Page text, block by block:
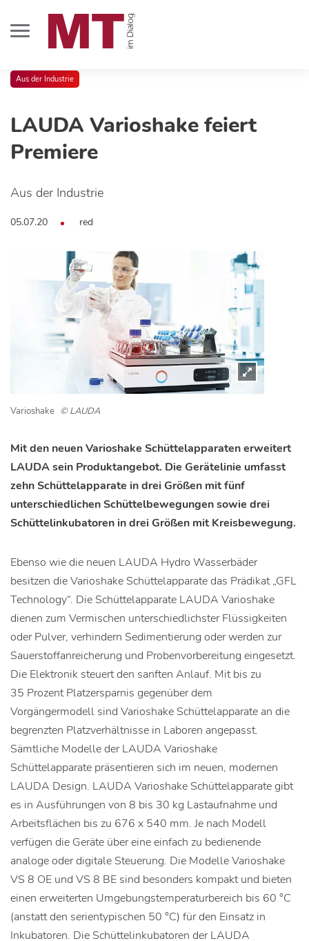
Aus der Industrie
LAUDA Varioshake feiert
Premiere
Aus der Industrie
05.07.20 red
Varioshake © LAUDA
Mit den neuen Varioshake Schüttelapparaten erweitert
LAUDA sein Produktangebot. Die Gerätelinie umfasst
zehn Schüttelapparate in drei Größen mit fünf
unterschiedlichen Schüttelbewegungen sowie drei
Schüttelinkubatoren in drei Größen mit Kreisbewegung.
Ebenso wie die neuen LAUDA Hydro Wasserbäder
besitzen die Varioshake Schüttelapparate das Prädikat „GFL
Technology“. Die Schüttelapparate LAUDA Varioshake
dienen zum Vermischen unterschiedlichster Flüssigkeiten
oder Pulver, verhindern Sedimentierung oder werden zur
Sauerstoffanreicherung und Probenvorbereitung eingesetzt.
Die Elektronik steuert den sanften Anlauf. Mit bis zu
35 Prozent Platzersparnis gegenüber dem
Vorgängermodell sind Varioshake Schüttelapparate an die
begrenzten Platzverhältnisse in Laboren angepasst.
Sämtliche Modelle der LAUDA Varioshake
Schüttelapparate präsentieren sich im neuen, modernen
LAUDA Design. LAUDA Varioshake Schüttelapparate gibt
es in Ausführungen von 8 bis 30 kg Lastaufnahme und
Arbeitsflächen bis zu 676 x 540 mm. Je nach Modell
verfügen die Geräte über eine einfach zu bedienende
analoge oder digitale Steuerung. Die Modelle Varioshake
VS 8 OE und VS 8 BE sind besonders kompakt und bieten
einen erweiterten Umgebungstemperaturbereich bis 60 °C
(anstatt den serientypischen 50 °C) für den Einsatz in
Inkubatoren. Die Schüttelinkubatoren der LAUDA